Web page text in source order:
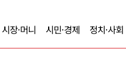
시장·머니 시민·경제 정치·사회